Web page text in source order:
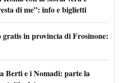
di me”: info e biglietti
in provincia di Frosinone:
Berti e i Nomadi: parte la